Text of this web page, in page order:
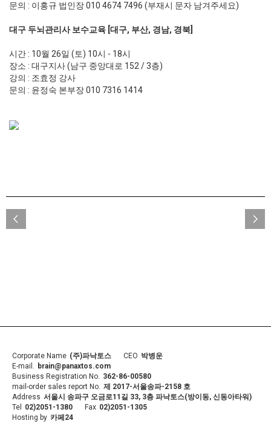
문의 : 이홍규 법인장 010 4674 7496 (부재시 문자 남겨주세요)
대구 두뇌관리사 보수교육 [대구, 부산, 경남, 경북]
시간 : 10월 26일 (토) 10시 - 18시
장소 : 대구지사 (남구 중앙대로 152 / 3층)
강의 : 조효정 강사
문의 : 윤정숙 본부장 010 7316 1414
Corporate Name (주)파낙토스 CEO 박병운
E-mail. brain@panaxtos.com
Business Registration No. 362-86-00580
mail-order sales report No. 제 2017-서울송파-2158 호
Address 서울시 송파구 오금로11길 33, 3층 파낙토스(방이동, 신동아타워)
Tel
02)2051-1380 Fax 02)2051-1305
Hosting by 카페24